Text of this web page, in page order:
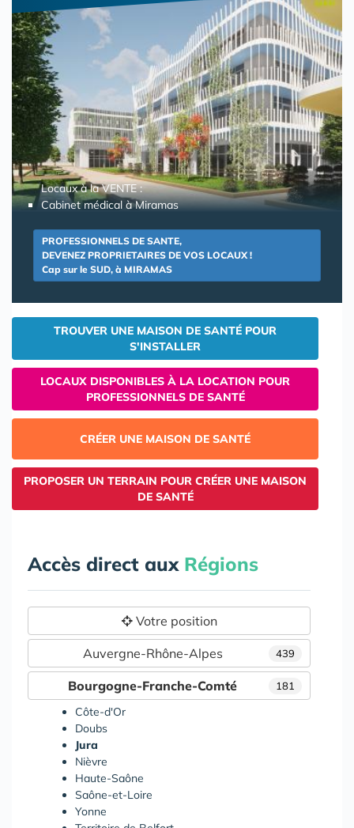
Locaux à la VENTE :
Cabinet médical à Miramas
PROFESSIONNELS DE SANTE,
DEVENEZ PROPRIETAIRES DE VOS LOCAUX !
Cap sur le SUD, à MIRAMAS
TROUVER UNE MAISON DE SANTÉ POUR
S'INSTALLER
LOCAUX DISPONIBLES À LA LOCATION POUR
PROFESSIONNELS DE SANTÉ
CRÉER UNE MAISON DE SANTÉ
PROPOSER UN TERRAIN POUR CRÉER UNE MAISON
DE SANTÉ
Accès direct aux Régions
Votre position
439
Auvergne-Rhône-Alpes
181
Bourgogne-Franche-Comté
Côte-d'Or
Doubs
Jura
Nièvre
Haute-Saône
Saône-et-Loire
Yonne